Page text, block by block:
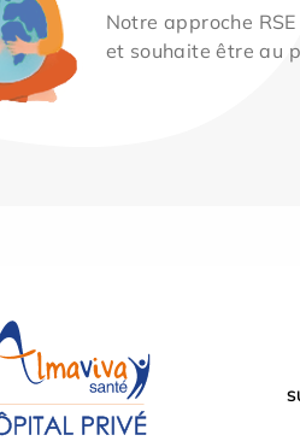
Notre approche
et souhaite être au